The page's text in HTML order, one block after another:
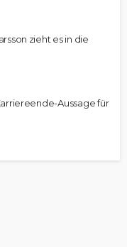
zieht es in die
Aussage für